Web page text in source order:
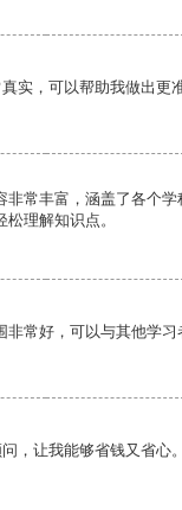
实，可以帮助我做出更
非常丰富，涵盖了各个
理解知识点。
常好，可以与其他学习
，让我能够省钱又省心。